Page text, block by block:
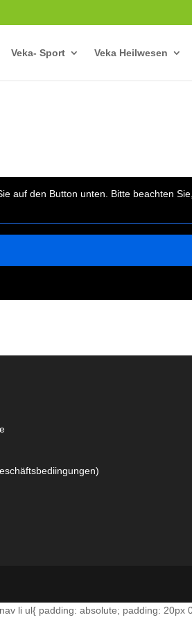
Veka- Sport Veka Heilwesen
auf den Button unten. Bitte beachten
)
li ul{ padding: absolute; padding: 20px